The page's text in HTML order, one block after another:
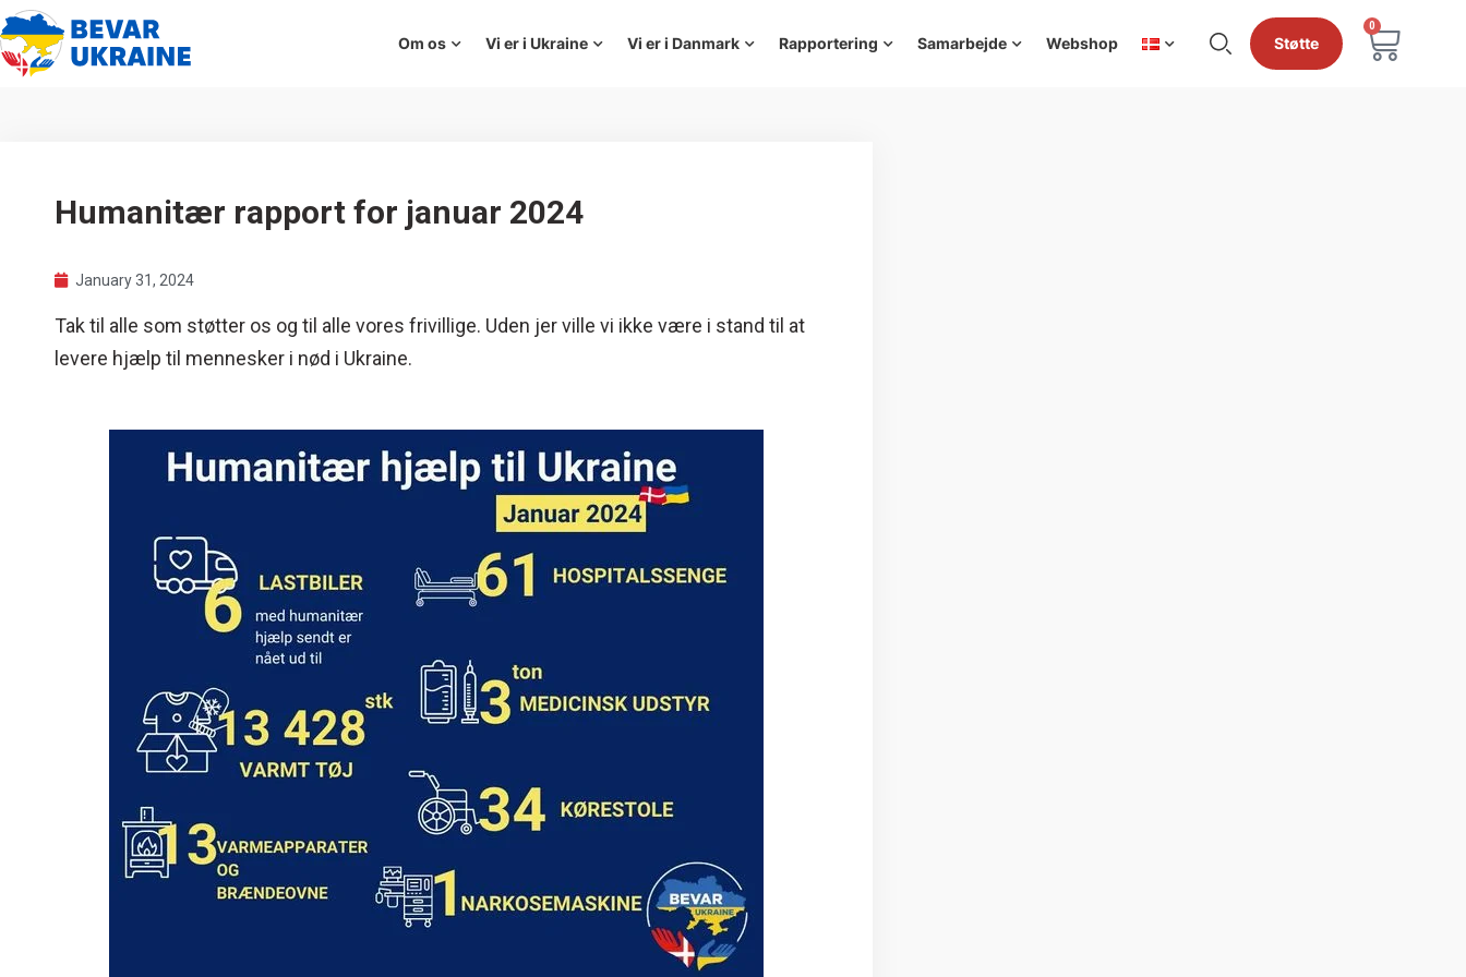
Om os Vi er i Ukraine Vi er i Danmark Rapportering Samarbejde Webshop Støtte
0
Humanitær rapport for januar 2024
January 31, 2024
Tak til alle som støtter os og til alle vores frivillige. Uden jer ville vi ikke være i stand til at
levere hjælp til mennesker i nød i Ukraine.